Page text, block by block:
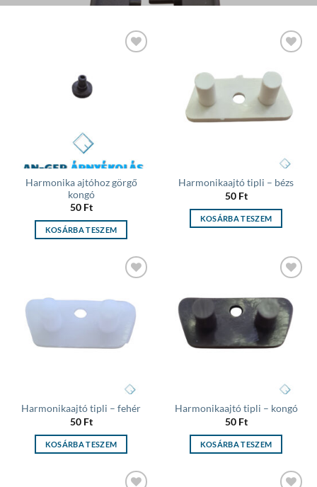
Harmonika ajtóhoz görgő
kongó
50 Ft
KOSÁRBA TESZEM
wishlist
Harmonikaajtó tipli – bézs
50 Ft
KOSÁRBA TESZEM
Harmonikaajtó tipli – fehér
50 Ft
KOSÁRBA TESZEM
wishlist
Harmonikaajtó tipli – kongó
50 Ft
KOSÁRBA TESZEM